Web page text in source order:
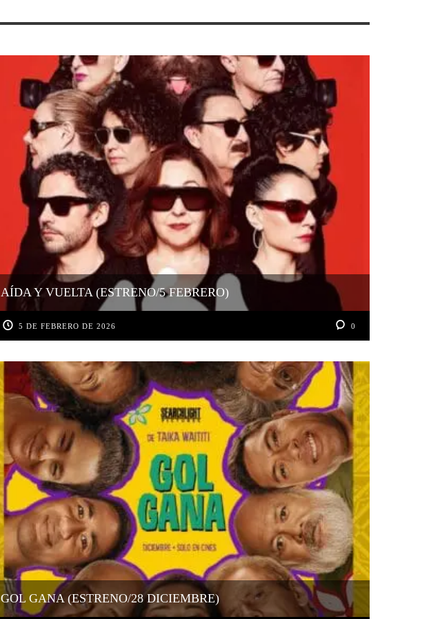
AÍDA Y VUELTA (ESTRENO/5 FEBRERO)
5 DE FEBRERO DE 2026 0
GOL GANA (ESTRENO/28 DICIEMBRE)